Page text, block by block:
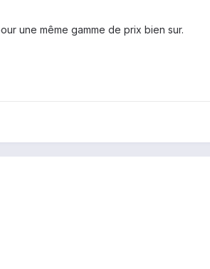
une même gamme de prix bien sur.